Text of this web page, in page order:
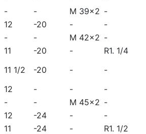
- - M 39x2 -
12 -20 -
-
- - M 42x2 -
11 -20 -
R1. 1/4
11 1/2 -20 -
-
12 - -
-
- - M 45x2 -
12 -24 -
-
11 -24 -
R1. 1/2